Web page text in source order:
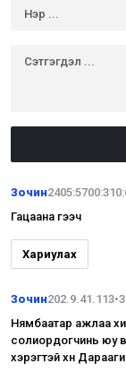
Зочин
Гацаана гээч
Хариулах
Зочин202.9.41.113•
Нямбаатар ажлаа
солиордогчинь юу
хэрэгтэй хүн